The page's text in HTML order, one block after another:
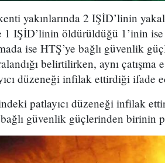
yakınlarında 2 IŞİD’linin
1 IŞİD’linin öldürüldüğü 1’inin
ise HTŞ’ye bağlı güvenlik
belirtilirken, aynı
düzeneği infilak ettirdiği ifade
patlayıcı düzeneği infilak
güvenlik güçlerinden